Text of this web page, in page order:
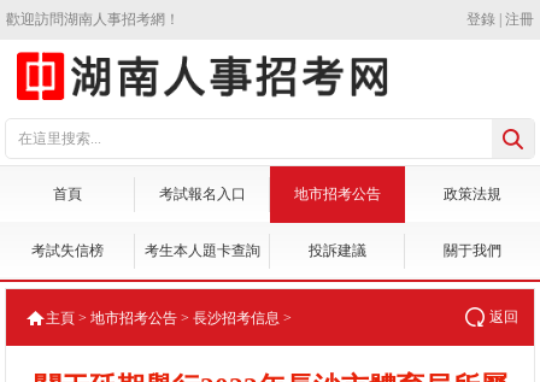
歡迎訪問湖南人事招考網！ 登錄 注冊
首頁 考試報名入口 地市招考公告 政策法規
考試失信榜 考生本人題卡查詢 投訴建議 關于我們
返回
主頁 >地市招考公告 >長沙招考信息 >